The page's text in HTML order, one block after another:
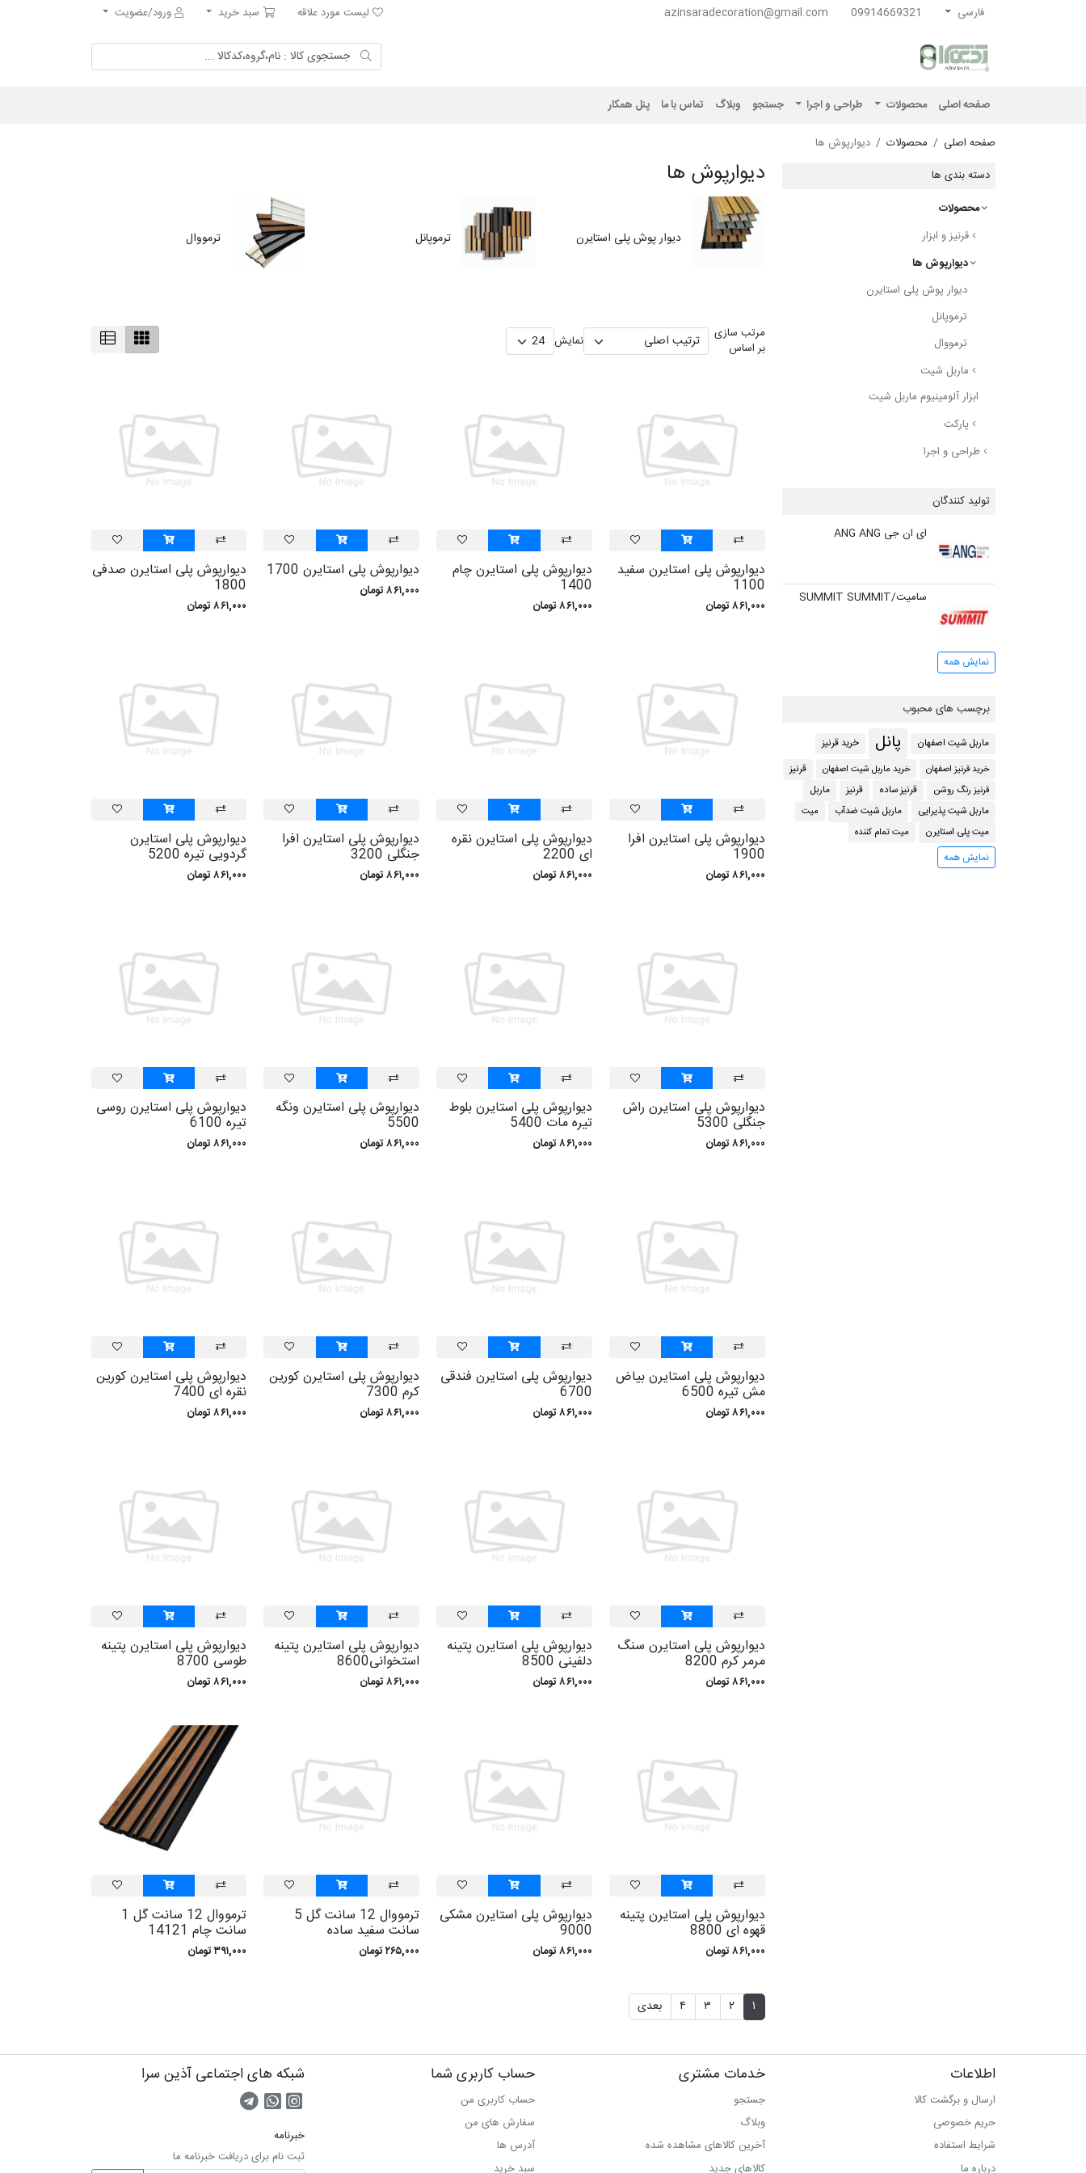
فارسی 09914669321
azinsaradecoration@gmail.com لیست مورد علاقه
لیست مورد علاقه سبد خرید
سبد خرید
ورود/عضویت
صفحه اصلی محصولات طراحی و اجرا جستجو وبلاگ تماس با ما پنل همکار
صفحه اصلی محصولات
دیوارپوش ها
دسته بندی ها
محصولات
قرنیز و ابزار
دیوارپوش ها
دیوار پوش پلی استایرن
ترموپانل
ترمووال
ماربل شیت
ابزار آلومینیوم ماربل شیت
پارکت
طراحی و اجرا
تولید کنندگان
ای ان جی ANG ANG
سامیت/SUMMITSUMMIT
نمایش همه
برچسب های محبوب
​ماربل شیت اصفهان پانل
خرید قرنیز
خرید قرنیز اصفهان
خرید ماربل شیت اصفهان
قرنیز
قرنیز رنگ روشن
قرنیز ساده قرنيز
ماربل
ماربل شیت پذیرایی
ماربل شیت ضدآب
میت
میت پلی استایرن
میت تمام کننده
نمایش همه
دیوارپوش ها
دیوار پوش پلی استایرن ترموپانل ترمووال
مرتب سازی
بر اساس
نمایش
ديوارپوش پلی استايرن سفيد
1100
۸۶۱,۰۰۰ تومان
ديوارپوش پلی استايرن چام
1400
۸۶۱,۰۰۰ تومان
ديوارپوش پلی استايرن 1700
۸۶۱,۰۰۰ تومان
ديوارپوش پلی استايرن صدفی
1800
۸۶۱,۰۰۰ تومان
ديوارپوش پلی استايرن افرا
1900
۸۶۱,۰۰۰ تومان
ديوارپوش پلی استايرن نقره
ای 2200
۸۶۱,۰۰۰ تومان
ديوارپوش پلی استايرن افرا
جنگلی 3200
۸۶۱,۰۰۰ تومان
ديوارپوش پلی استايرن
گردويی تيره 5200
۸۶۱,۰۰۰ تومان
ديوارپوش پلی استايرن راش
جنگلی 5300
۸۶۱,۰۰۰ تومان
ديوارپوش پلی استايرن بلوط
تيره مات 5400
۸۶۱,۰۰۰ تومان
ديوارپوش پلی استايرن ونگه
5500
۸۶۱,۰۰۰ تومان
ديوارپوش پلی استايرن روسی
تيره 6100
۸۶۱,۰۰۰ تومان
ديوارپوش پلی استايرن بياض
مش تيره 6500
۸۶۱,۰۰۰ تومان
ديوارپوش پلی استايرن فندقی
6700
۸۶۱,۰۰۰ تومان
ديوارپوش پلی استايرن کورين
کرم 7300
۸۶۱,۰۰۰ تومان
ديوارپوش پلی استايرن کورين
نقره ای 7400
۸۶۱,۰۰۰ تومان
ديوارپوش پلی استايرن سنگ
مرمر کرم 8200
۸۶۱,۰۰۰ تومان
ديوارپوش پلی استايرن پتينه
دلفينی 8500
۸۶۱,۰۰۰ تومان
ديوارپوش پلی استايرن پتينه
استخوانی8600
۸۶۱,۰۰۰ تومان
ديوارپوش پلی استايرن پتينه
طوسی 8700
۸۶۱,۰۰۰ تومان
ديوارپوش پلی استايرن پتينه
قهوه ای 8800
۸۶۱,۰۰۰ تومان
ديوارپوش پلی استايرن مشکی
9000
۸۶۱,۰۰۰ تومان
ترمووال 12 سانت گل 5
سانت سفيد ساده
۲۶۵,۰۰۰ تومان
ترمووال 12 سانت گل 1
سانت چام 14121
۳۹۱,۰۰۰ تومان
۱ ۲ ۳ ۴ بعدی
اطلاعات
ارسال و برگشت کالا
حریم خصوصی
شرایط استفاده
درباره ما
خدمات مشتری
جستجو
وبلاگ
آخرین کالاهای مشاهده شده
کالاهای جدید
حساب کاربری شما
حساب کاربری من
سفارش های من‎
آدرس ها
سبد خرید
شبکه های اجتماعی آذین سرا
صفحه اینستاگرام
تماس با واتس اپ
کانال تلگرام
خبرنامه
ثبت نام برای دریافت خبرنامه ما